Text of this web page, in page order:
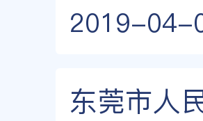
2019-04-
东莞市人